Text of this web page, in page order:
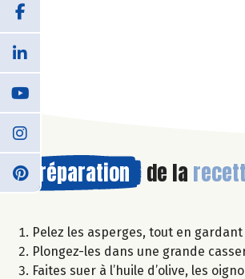
Préparation de la
Pelez les asperges, tout en
Plongez-les dans une grande
Faites suer à l’huile d’olive, les